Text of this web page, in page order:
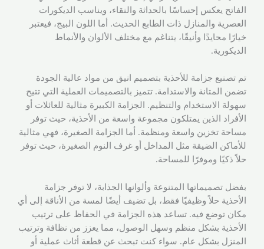
الفاتح يعكس إحساسًا بالحداثة والنقاء، ويناسب الديكورات
العصرية والمنازل ذات الطابع الحديث. أما اللون البيج، فيعتبر
خيارًا محايدًا وأنيقًا، يتناغم مع مختلف الألوان والأنماط
الديكورية.
تم تصنيع جزامة للأحذية بتصميم انيق من مواد عالية الجودة
تضمن المتانة والاستدامة. تتميز بالتصميمات العملية التي تتيح
سهولة الاستخدام والتنظيم. الجزامة الكبيرة مثالية للعائلات أو
الأفراد الذين يمتلكون مجموعة واسعة من الأحذية، حيث توفر
مساحة تخزين واسعة ومنظمة. أما الجزامة الصغيرة، فهي مثالية
للأماكن الضيقة مثل المداخل أو غرف النوم الصغيرة، حيث توفر
حلاً ذكيًا وموفرًا للمساحة.
بفضل تصميماتها المتنوعة وألوانها الجذابة، لا توفر جزامة
الأحذية حلاً وظيفيًا فقط، بل تضيف أيضًا لمسة من الأناقة إلى أي
مكان توضع فيه. تساعد هذه الجزامة في الحفاظ على ترتيب
الأحذية بشكل منظم وسهل الوصول، مما يعزز من نظافة وترتيب
المنزل بشكل عام. سواء كنت تبحث عن قطعة أثاث عملية أو